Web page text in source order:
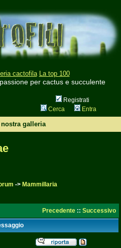
cactofila La top 100
per cactus e succulente
Registrati
Cerca Entra
nostra galleria
-> Mammillaria
Precedente :: Successivo